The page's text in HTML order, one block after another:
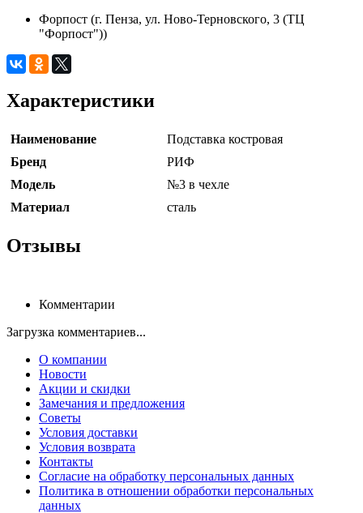
Форпост (г. Пенза, ул. Ново-Терновского, 3 (ТЦ
"Форпост"))
Характеристики
Наименование
Подставка костровая
Бренд
РИФ
Модель
№3 в чехле
Материал
сталь
Отзывы
Комментарии
Загрузка комментариев...
О компании
Новости
Акции и скидки
Замечания и предложения
Советы
Условия доставки
Условия возврата
Контакты
Согласие на обработку персональных данных
Политика в отношении обработки персональных
данных